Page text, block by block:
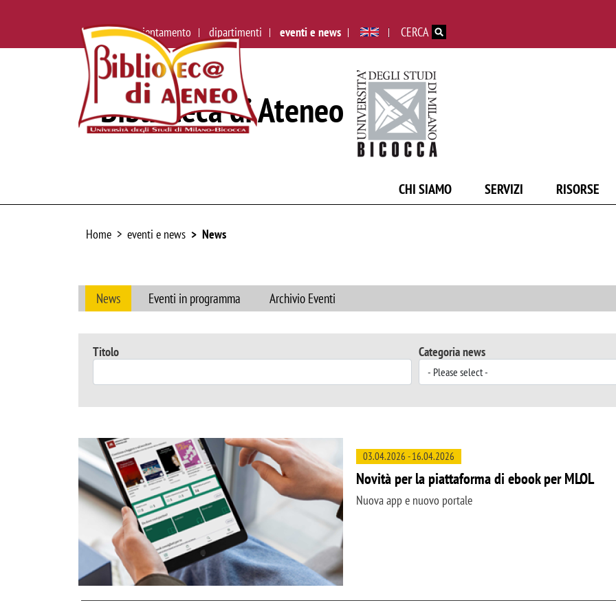
ateneo orientamento dipartimenti eventi e news CERCA
Biblioteca di Ateneo
CHI SIAMO SERVIZI RISORSE
Home eventi e news News
News Eventi in programma Archivio Eventi
Titolo Categoria news
03.04.2026 -16.04.2026
Novità per la piattaforma di ebook per MLOL
Nuova app e nuovo portale